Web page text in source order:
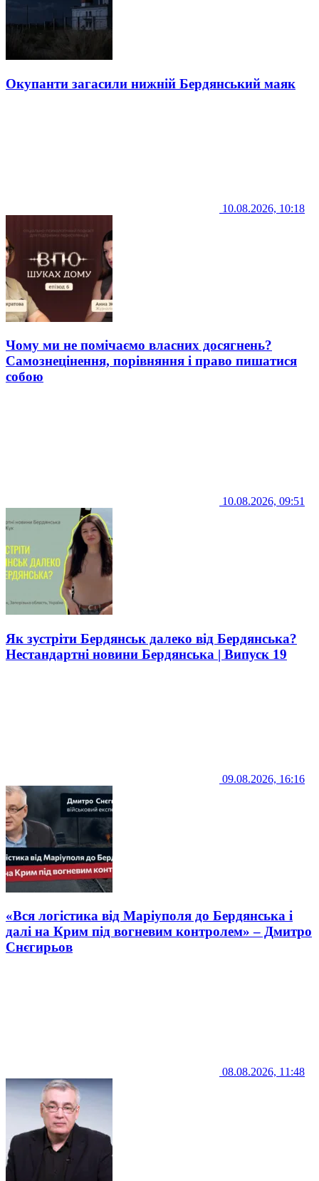
Окупанти загасили нижній Бердянський маяк
10.08.2026, 10:18
Чому ми не помічаємо власних досягнень?
Самознецінення, порівняння і право пишатися
собою
10.08.2026, 09:51
Як зустріти Бердянськ далеко від Бердянська?
Нестандартні новини Бердянська | Випуск 19
09.08.2026, 16:16
«Вся логістика від Маріуполя до Бердянська і
далі на Крим під вогневим контролем» – Дмитро
Снєгирьов
08.08.2026, 11:48